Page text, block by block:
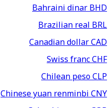
Bahraini dinarBHD
Brazilian realBRL
Canadian dollarCAD
Swiss francCHF
Chilean pesoCLP
Chinese yuan renminbiCNY